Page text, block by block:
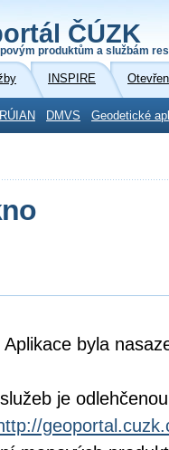
ČÚZK
produktům a službám
INSPIRE
RÚIAN DMVS Geodetické
byla
je